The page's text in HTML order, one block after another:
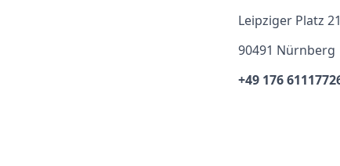
Leipziger Platz 21
90491 Nürnberg
+49 176